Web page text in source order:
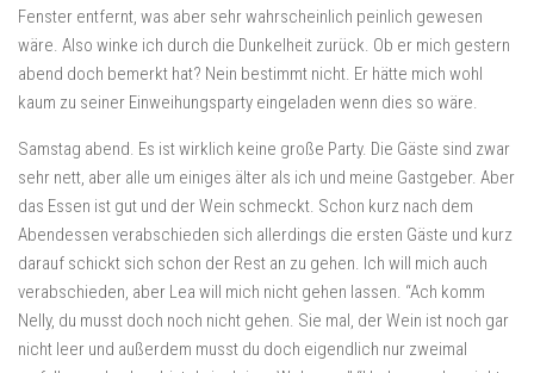
Fenster entfernt, was aber sehr wahrscheinlich peinlich gewesen
wäre. Also winke ich durch die Dunkelheit zurück. Ob er mich gestern
abend doch bemerkt hat? Nein bestimmt nicht. Er hätte mich wohl
kaum zu seiner Einweihungsparty eingeladen wenn dies so wäre.
Samstag abend. Es ist wirklich keine große Party. Die Gäste sind zwar
sehr nett, aber alle um einiges älter als ich und meine Gastgeber. Aber
das Essen ist gut und der Wein schmeckt. Schon kurz nach dem
Abendessen verabschieden sich allerdings die ersten Gäste und kurz
darauf schickt sich schon der Rest an zu gehen. Ich will mich auch
verabschieden, aber Lea will mich nicht gehen lassen. “Ach komm
Nelly, du musst doch noch nicht gehen. Sie mal, der Wein ist noch gar
nicht leer und außerdem musst du doch eigendlich nur zweimal